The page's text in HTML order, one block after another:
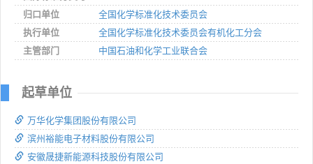
归口单位
全国化学标准化技术委员会
执行单位
全国化学标准化技术委员会有机化工分会
主管部门
中国石油和化学工业联合会
起草单位
万华化学集团股份有限公司
滨州裕能电子材料股份有限公司
安徽晟捷新能源科技股份有限公司